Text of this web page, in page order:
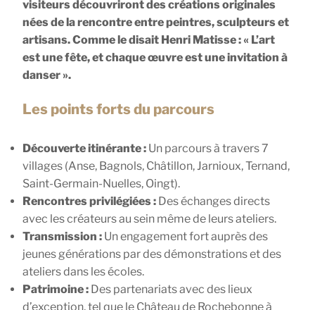
visiteurs découvriront des créations originales
nées de la rencontre entre peintres, sculpteurs et
artisans. Comme le disait Henri Matisse : « L’art
est une fête, et chaque œuvre est une invitation à
danser ».
Les points forts du parcours
Découverte itinérante : Un parcours à travers 7
villages (Anse, Bagnols, Châtillon, Jarnioux, Ternand,
Saint-Germain-Nuelles, Oingt).
Rencontres privilégiées : Des échanges directs
avec les créateurs au sein même de leurs ateliers.
Transmission : Un engagement fort auprès des
jeunes générations par des démonstrations et des
ateliers dans les écoles.
Patrimoine : Des partenariats avec des lieux
d’exception, tel que le Château de Rochebonne à